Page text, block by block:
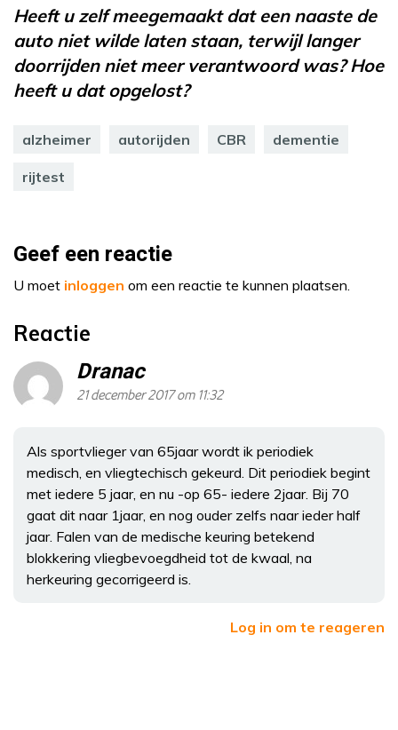
Heeft u zelf meegemaakt dat een naaste de
auto niet wilde laten staan, terwijl langer
doorrijden niet meer verantwoord was? Hoe
heeft u dat opgelost?
alzheimer autorijden CBR dementie
rijtest
Geef een reactie
U moet inloggen om een reactie te kunnen plaatsen.
Reactie
Dranac
21 december 2017 om 11:32
Als sportvlieger van 65jaar wordt ik periodiek
medisch, en vliegtechisch gekeurd. Dit periodiek begint
met iedere 5 jaar, en nu -op 65- iedere 2jaar. Bij 70
gaat dit naar 1jaar, en nog ouder zelfs naar ieder half
jaar. Falen van de medische keuring betekend
blokkering vliegbevoegdheid tot de kwaal, na
herkeuring gecorrigeerd is.
Log in om te reageren